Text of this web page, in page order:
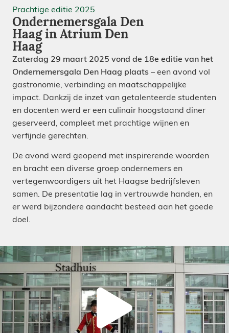
Prachtige editie 2025
Ondernemersgala Den
Haag in Atrium Den
Haag
Zaterdag 29 maart 2025 vond de 18e editie van het
Ondernemersgala Den Haag plaats – een avond vol
gastronomie, verbinding en maatschappelijke
impact. Dankzij de inzet van getalenteerde studenten
en docenten werd er een culinair hoogstaand diner
geserveerd, compleet met prachtige wijnen en
verfijnde gerechten.
De avond werd geopend met inspirerende woorden
en bracht een diverse groep ondernemers en
vertegenwoordigers uit het Haagse bedrijfsleven
samen. De presentatie lag in vertrouwde handen, en
er werd bijzondere aandacht besteed aan het goede
doel.